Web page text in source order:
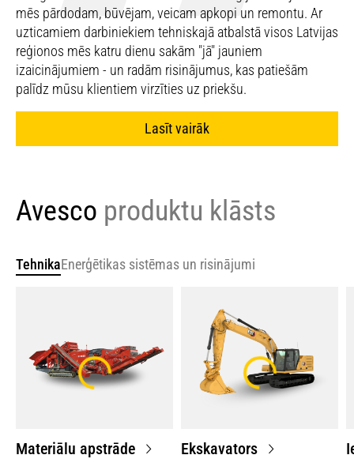
mēs pārdodam, būvējam, veicam apkopi un remontu. Ar
uzticamiem darbiniekiem tehniskajā atbalstā visos Latvijas
reģionos mēs katru dienu sakām "jā" jauniem
izaicinājumiem - un radām risinājumus, kas patiešām
palīdz mūsu klientiem virzīties uz priekšu.
Lasīt vairāk
Avesco produktu klāsts
TehnikaEnerģētikas sistēmas un risinājumi
Materiālu apstrāde Ekskavators